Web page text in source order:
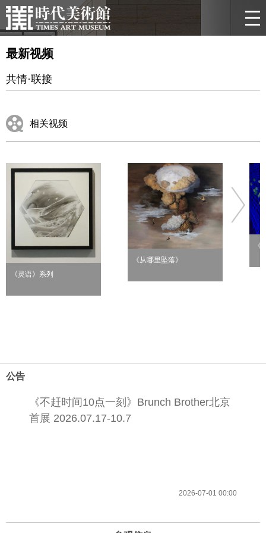
最新视频
共情·联接
相关视频
《灵语》系列
《从哪里坠落》
《
公告
《不赶时间10点一刻》Brunch Brother北京
首展 2026.07.17-10.7
2026-07-01 00:00